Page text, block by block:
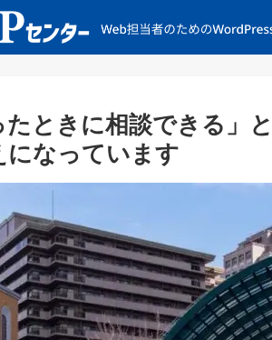
たときに相談できる」
になっています